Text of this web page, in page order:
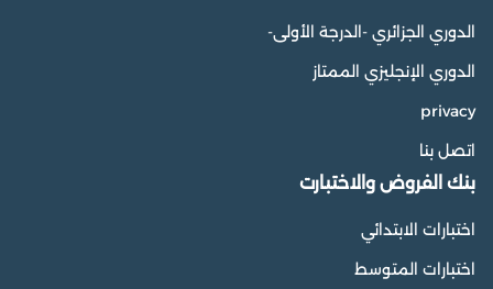
الدوري الجزائري -الدرجة الأولى-
الدوري الإنجليزي الممتاز
privacy
اتصل بنا
بنك الفروض والاختبارت
اختبارات الابتدائي
اختبارات المتوسط